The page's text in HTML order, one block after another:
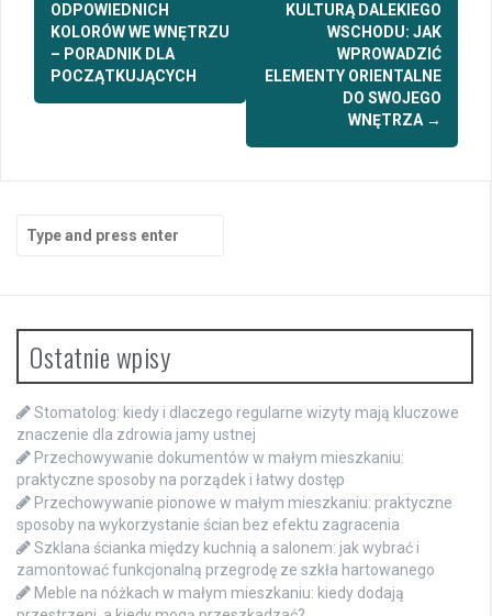
navigation
ODPOWIEDNICH
KOLORÓW WE WNĘTRZU
– PORADNIK DLA
POCZĄTKUJĄCYCH
KULTURĄ DALEKIEGO
WSCHODU: JAK
WPROWADZIĆ
ELEMENTY ORIENTALNE
DO SWOJEGO
WNĘTRZA →
Search
for:
Ostatnie wpisy
Stomatolog: kiedy i dlaczego regularne wizyty mają kluczowe
znaczenie dla zdrowia jamy ustnej
Przechowywanie dokumentów w małym mieszkaniu:
praktyczne sposoby na porządek i łatwy dostęp
Przechowywanie pionowe w małym mieszkaniu: praktyczne
sposoby na wykorzystanie ścian bez efektu zagracenia
Szklana ścianka między kuchnią a salonem: jak wybrać i
zamontować funkcjonalną przegrodę ze szkła hartowanego
Meble na nóżkach w małym mieszkaniu: kiedy dodają